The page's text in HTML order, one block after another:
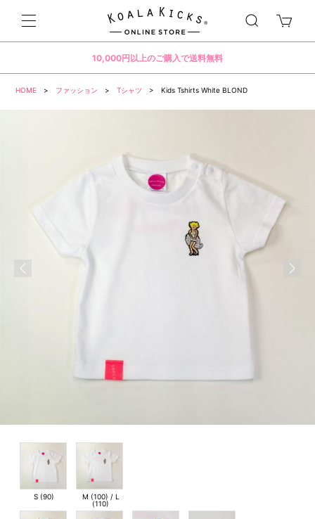
10,000円以上のご購入で送料無料
HOME > ファッション >Tシャツ > Kids Tshirts White BLOND
S (90)
M (100) / L
(110)